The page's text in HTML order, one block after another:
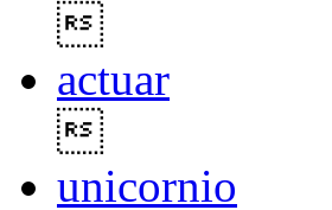
actuar
unicornio